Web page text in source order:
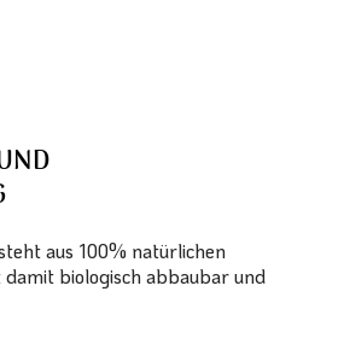
aus 100% natürlichen
biologisch abbaubar und